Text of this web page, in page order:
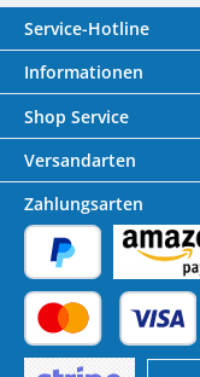
Service-Hotline
Informationen
Shop Service
Versandarten
Zahlungsarten
PayPal Amazon Pay
Kredit- oder Debitkarte